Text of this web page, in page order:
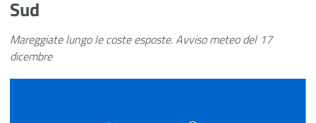
Sud
Mareggiate lungo le coste esposte. Avviso meteo del 17
dicembre